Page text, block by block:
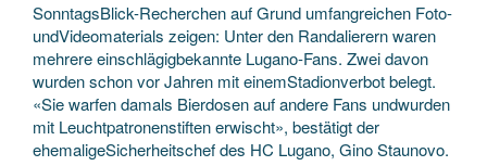
SonntagsBlick-Recherchen auf Grund umfangreichen Foto-
undVideomaterials zeigen: Unter den Randalierern waren
mehrere einschlägigbekannte Lugano-Fans. Zwei davon
wurden schon vor Jahren mit einemStadionverbot belegt.
«Sie warfen damals Bierdosen auf andere Fans undwurden
mit Leuchtpatronenstiften erwischt», bestätigt der
ehemaligeSicherheitschef des HC Lugano, Gino Staunovo.